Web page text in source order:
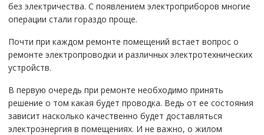
без электричества. С появлением электроприборов многие
операции стали гораздо проще.
Почти при каждом ремонте помещений встает вопрос о
ремонте электропроводки и различных электротехнических
устройств.
В первую очередь при ремонте необходимо принять
решение о том какая будет проводка. Ведь от ее состояния
зависит насколько качественно будет доставляться
электроэнергия в помещениях. И не важно, о жилом